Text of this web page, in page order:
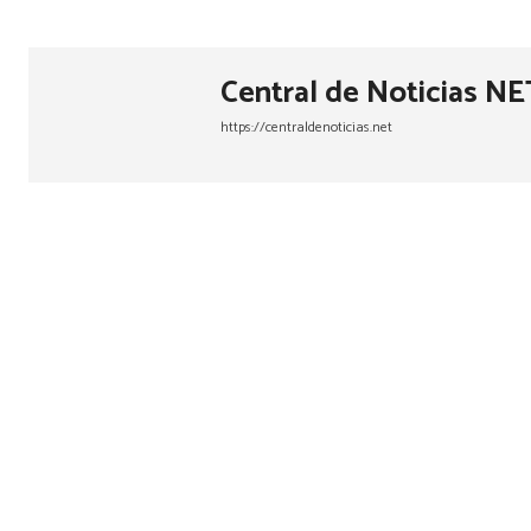
Central de Noticias
https://centraldenoticias.net